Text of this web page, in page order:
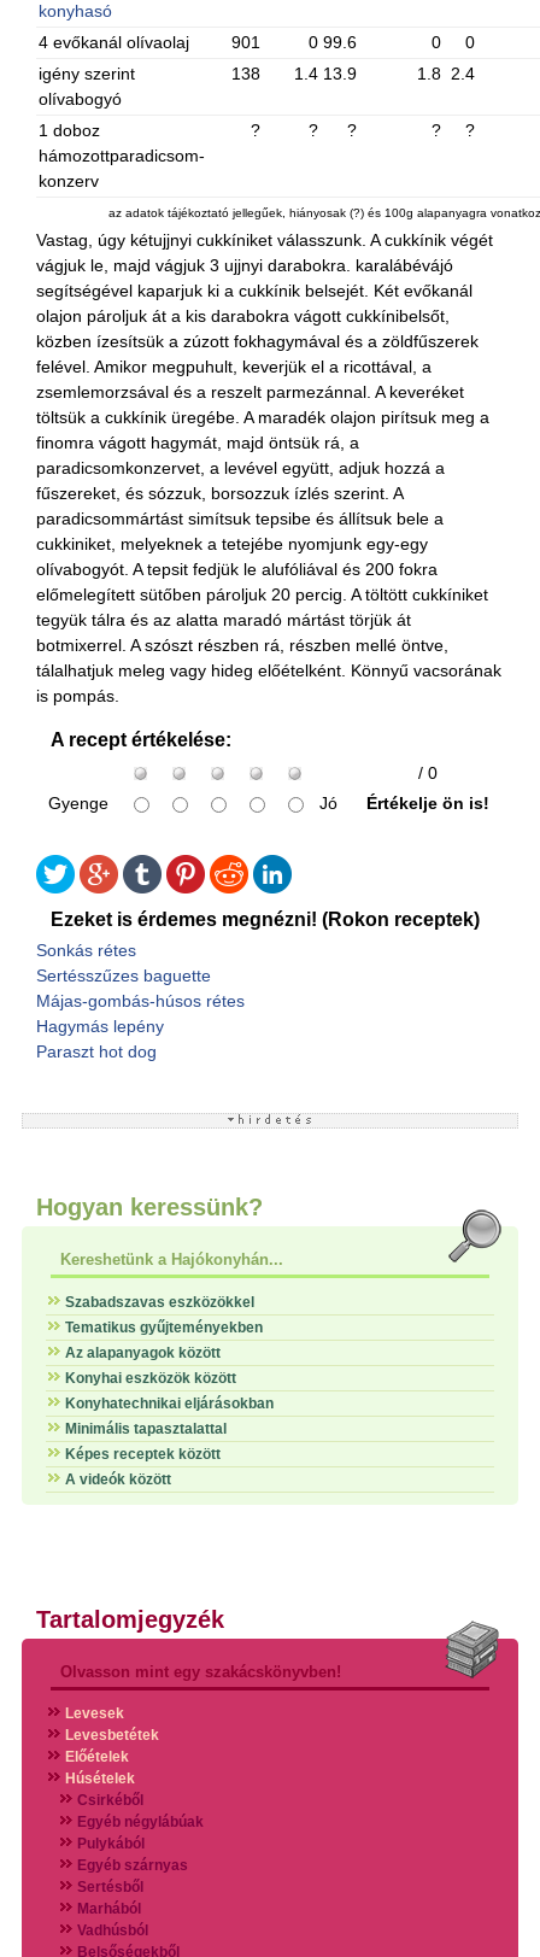
konyhasó
4 evőkanál olívaolaj 901 0 99.6 0
0
igény szerint
olívabogyó
138 1.4 13.9 1.8 2.4
1 doboz
hámozottparadicsom-
konzerv
? ? ? ? ?
az adatok tájékoztató jellegűek, hiányosak (?) és 100g alapanyagra
Vastag, úgy kétujjnyi cukkíniket válasszunk. A cukkínik végét
vágjuk le, majd vágjuk 3 ujjnyi darabokra. karalábévájó
segítségével kaparjuk ki a cukkínik belsejét. Két evőkanál
olajon pároljuk át a kis darabokra vágott cukkínibelsőt,
közben ízesítsük a zúzott fokhagymával és a zöldfűszerek
felével. Amikor megpuhult, keverjük el a ricottával, a
zsemlemorzsával és a reszelt parmezánnal. A keveréket
töltsük a cukkínik üregébe. A maradék olajon pirítsuk meg a
finomra vágott hagymát, majd öntsük rá, a
paradicsomkonzervet, a levével együtt, adjuk hozzá a
fűszereket, és sózzuk, borsozzuk ízlés szerint. A
paradicsommártást simítsuk tepsibe és állítsuk bele a
cukkiniket, melyeknek a tetejébe nyomjunk egy-egy
olívabogyót. A tepsit fedjük le alufóliával és 200 fokra
előmelegített sütőben pároljuk 20 percig. A töltött cukkíniket
tegyük tálra és az alatta maradó mártást törjük át
botmixerrel. A szószt részben rá, részben mellé öntve,
tálalhatjuk meleg vagy hideg előételként. Könnyű vacsorának
is pompás.
A recept értékelése:
/ 0
Gyenge
Jó Értékelje ön is!
Ezeket is érdemes megnézni! (Rokon receptek)
Sonkás rétes
Sertésszűzes baguette
Májas-gombás-húsos rétes
Hagymás lepény
Paraszt hot dog
Hogyan keressünk?
Kereshetünk a Hajókonyhán...
Szabadszavas eszközökkel
Tematikus gyűjteményekben
Az alapanyagok között
Konyhai eszközök között
Konyhatechnikai eljárásokban
Minimális tapasztalattal
Képes receptek között
A videók között
Tartalomjegyzék
Olvasson mint egy szakácskönyvben!
Levesek
Levesbetétek
Előételek
Húsételek
Csirkéből
Egyéb négylábúak
Pulykából
Egyéb szárnyas
Sertésből
Marhából
Vadhúsból
Belsőségekből